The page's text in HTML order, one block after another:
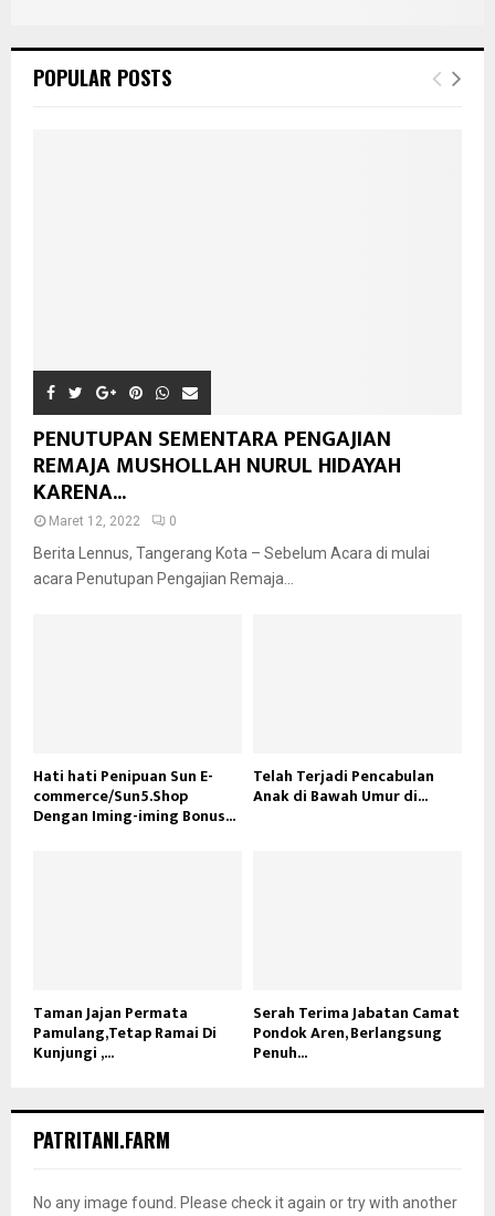
POPULAR POSTS
PENUTUPAN SEMENTARA PENGAJIAN
REMAJA MUSHOLLAH NURUL HIDAYAH
KARENA...
Maret 12, 2022 0
Berita Lennus, Tangerang Kota – Sebelum Acara di mulai
acara Penutupan Pengajian Remaja...
Hati hati Penipuan Sun E-
commerce/Sun5.Shop
Dengan Iming-iming Bonus...
Telah Terjadi Pencabulan
Anak di Bawah Umur di...
Taman Jajan Permata
Pamulang,Tetap Ramai Di
Kunjungi ,...
Serah Terima Jabatan Camat
Pondok Aren, Berlangsung
Penuh...
PATRITANI.FARM
No any image found. Please check it again or try with another